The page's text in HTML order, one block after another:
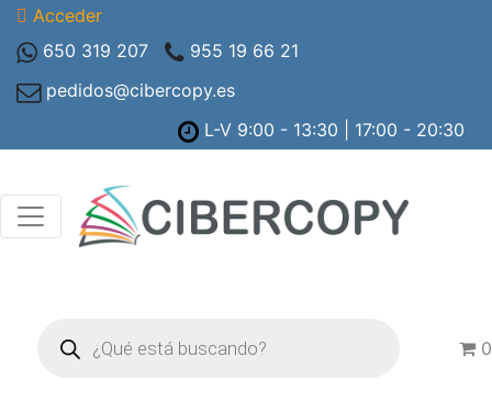
Acceder
650 319 207
955 19 66 21
pedidos@cibercopy.es
L-V 9:00 - 13:30 | 17:00 - 20:30
productos
0